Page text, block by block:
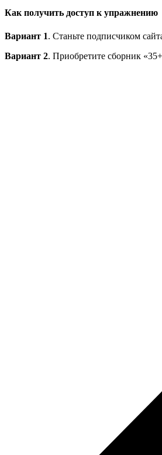
Как получить доступ к упражнению
Вариант 1. Станьте подписчиком
Вариант 2. Приобретите сборник